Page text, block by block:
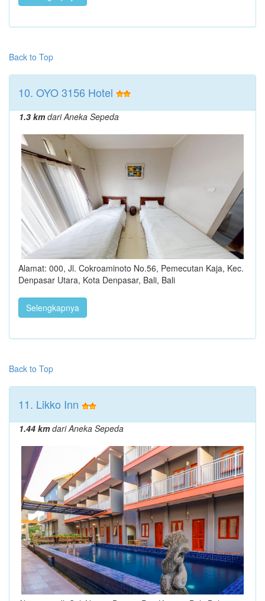
Back to Top
10. OYO 3156 Hotel
1.3 kmdari Aneka Sepeda
Alamat: 000, Jl. Cokroaminoto No.56, Pemecutan Kaja, Kec.
Denpasar Utara, Kota Denpasar, Bali, Bali
Selengkapnya
Back to Top
11. Likko Inn
1.44 kmdari Aneka Sepeda